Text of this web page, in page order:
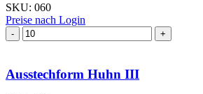
SKU: 060
Preise nach Login
Ausstechform Huhn III